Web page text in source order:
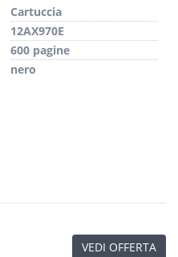
Cartuccia
12AX970E
600 pagine
nero
VEDI OFFERTA